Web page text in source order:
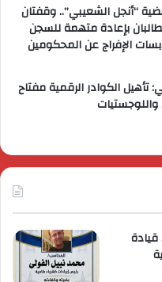
“أنجل الشعيبي”.. وقفتان
بإعادة متهمة للسجن
الإفراج عن المحكومين
الكوادر الرقمية مفتاح